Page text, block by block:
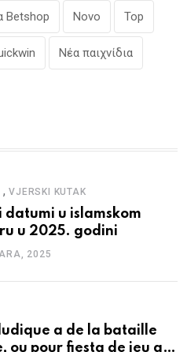
Betshop Novo Top
Νέα παιχνίδια
,VJERSKI KUTAK
datumi u islamskom
u 2025. godini
2025
a de la bataille
ou pour fiesta de jeu a